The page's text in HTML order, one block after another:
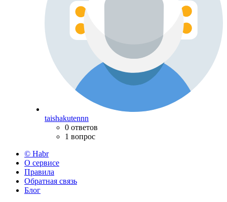
taishakutennn
0 ответов
1 вопрос
© Habr
О сервисе
Правила
Обратная связь
Блог